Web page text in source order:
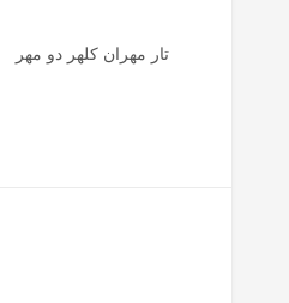
تار مهران کلهر دو مهر